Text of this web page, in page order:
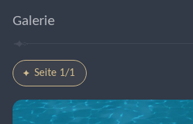
Galerie
Seite 1/1